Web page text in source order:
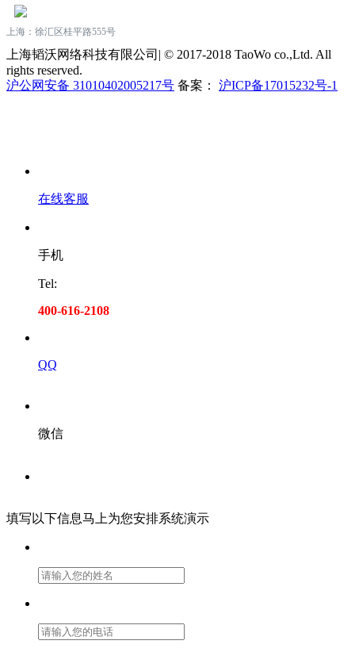
上海：徐汇区桂平路555号
上海韬沃网络科技有限公司| © 2017-2018 TaoWo co.,Ltd. All
rights reserved.
沪公网安备 31010402005217号 备案： 沪ICP备17015232号-1
在线客服
手机
Tel:
400-616-2108
QQ
微信
填写以下信息马上为您安排系统演示